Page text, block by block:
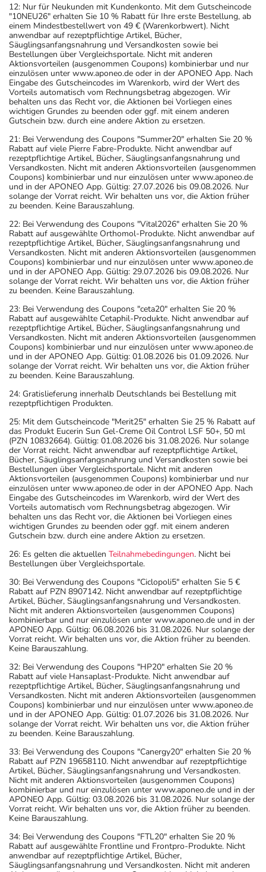
12: Nur für Neukunden mit Kundenkonto. Mit dem Gutscheincode
"10NEU26" erhalten Sie 10 % Rabatt für Ihre erste Bestellung, ab
einem Mindestbestellwert von 49 € (Warenkorbwert). Nicht
anwendbar auf rezeptpflichtige Artikel, Bücher,
Säuglingsanfangsnahrung und Versandkosten sowie bei
Bestellungen über Vergleichsportale. Nicht mit anderen
Aktionsvorteilen (ausgenommen Coupons) kombinierbar und nur
einzulösen unter www.aponeo.de oder in der APONEO App. Nach
Eingabe des Gutscheincodes im Warenkorb, wird der Wert des
Vorteils automatisch vom Rechnungsbetrag abgezogen. Wir
behalten uns das Recht vor, die Aktionen bei Vorliegen eines
wichtigen Grundes zu beenden oder ggf. mit einem anderen
Gutschein bzw. durch eine andere Aktion zu ersetzen.
21: Bei Verwendung des Coupons "Summer20" erhalten Sie 20 %
Rabatt auf viele Pierre Fabre-Produkte. Nicht anwendbar auf
rezeptpflichtige Artikel, Bücher, Säuglingsanfangsnahrung und
Versandkosten. Nicht mit anderen Aktionsvorteilen (ausgenommen
Coupons) kombinierbar und nur einzulösen unter www.aponeo.de
und in der APONEO App. Gültig: 27.07.2026 bis 09.08.2026. Nur
solange der Vorrat reicht. Wir behalten uns vor, die Aktion früher
zu beenden. Keine Barauszahlung.
22: Bei Verwendung des Coupons "Vital2026" erhalten Sie 20 %
Rabatt auf ausgewählte Orthomol-Produkte. Nicht anwendbar auf
rezeptpflichtige Artikel, Bücher, Säuglingsanfangsnahrung und
Versandkosten. Nicht mit anderen Aktionsvorteilen (ausgenommen
Coupons) kombinierbar und nur einzulösen unter www.aponeo.de
und in der APONEO App. Gültig: 29.07.2026 bis 09.08.2026. Nur
solange der Vorrat reicht. Wir behalten uns vor, die Aktion früher
zu beenden. Keine Barauszahlung.
23: Bei Verwendung des Coupons "ceta20" erhalten Sie 20 %
Rabatt auf ausgewählte Cetaphil-Produkte. Nicht anwendbar auf
rezeptpflichtige Artikel, Bücher, Säuglingsanfangsnahrung und
Versandkosten. Nicht mit anderen Aktionsvorteilen (ausgenommen
Coupons) kombinierbar und nur einzulösen unter www.aponeo.de
und in der APONEO App. Gültig: 01.08.2026 bis 01.09.2026. Nur
solange der Vorrat reicht. Wir behalten uns vor, die Aktion früher
zu beenden. Keine Barauszahlung.
24: Gratislieferung innerhalb Deutschlands bei Bestellung mit
rezeptpflichtigen Produkten.
25: Mit dem Gutscheincode "Merit25" erhalten Sie 25 % Rabatt auf
das Produkt Eucerin Sun Gel-Creme Oil Control LSF 50+, 50 ml
(PZN 10832664). Gültig: 01.08.2026 bis 31.08.2026. Nur solange
der Vorrat reicht. Nicht anwendbar auf rezeptpflichtige Artikel,
Bücher, Säuglingsanfangsnahrung und Versandkosten sowie bei
Bestellungen über Vergleichsportale. Nicht mit anderen
Aktionsvorteilen (ausgenommen Coupons) kombinierbar und nur
einzulösen unter www.aponeo.de oder in der APONEO App. Nach
Eingabe des Gutscheincodes im Warenkorb, wird der Wert des
Vorteils automatisch vom Rechnungsbetrag abgezogen. Wir
behalten uns das Recht vor, die Aktionen bei Vorliegen eines
wichtigen Grundes zu beenden oder ggf. mit einem anderen
Gutschein bzw. durch eine andere Aktion zu ersetzen.
26: Es gelten die aktuellen Teilnahmebedingungen. Nicht bei
Bestellungen über Vergleichsportale.
30: Bei Verwendung des Coupons "Ciclopoli5" erhalten Sie 5 €
Rabatt auf PZN 8907142. Nicht anwendbar auf rezeptpflichtige
Artikel, Bücher, Säuglingsanfangsnahrung und Versandkosten.
Nicht mit anderen Aktionsvorteilen (ausgenommen Coupons)
kombinierbar und nur einzulösen unter www.aponeo.de und in der
APONEO App. Gültig: 06.08.2026 bis 31.08.2026. Nur solange der
Vorrat reicht. Wir behalten uns vor, die Aktion früher zu beenden.
Keine Barauszahlung.
32: Bei Verwendung des Coupons "HP20" erhalten Sie 20 %
Rabatt auf viele Hansaplast-Produkte. Nicht anwendbar auf
rezeptpflichtige Artikel, Bücher, Säuglingsanfangsnahrung und
Versandkosten. Nicht mit anderen Aktionsvorteilen (ausgenommen
Coupons) kombinierbar und nur einzulösen unter www.aponeo.de
und in der APONEO App. Gültig: 01.07.2026 bis 31.08.2026. Nur
solange der Vorrat reicht. Wir behalten uns vor, die Aktion früher
zu beenden. Keine Barauszahlung.
33: Bei Verwendung des Coupons "Canergy20" erhalten Sie 20 %
Rabatt auf PZN 19658110. Nicht anwendbar auf rezeptpflichtige
Artikel, Bücher, Säuglingsanfangsnahrung und Versandkosten.
Nicht mit anderen Aktionsvorteilen (ausgenommen Coupons)
kombinierbar und nur einzulösen unter www.aponeo.de und in der
APONEO App. Gültig: 03.08.2026 bis 31.08.2026. Nur solange der
Vorrat reicht. Wir behalten uns vor, die Aktion früher zu beenden.
Keine Barauszahlung.
34: Bei Verwendung des Coupons "FTL20" erhalten Sie 20 %
Rabatt auf ausgewählte Frontline und Frontpro-Produkte. Nicht
anwendbar auf rezeptpflichtige Artikel, Bücher,
Säuglingsanfangsnahrung und Versandkosten. Nicht mit anderen